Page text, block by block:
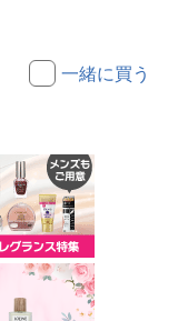
一緒に買う